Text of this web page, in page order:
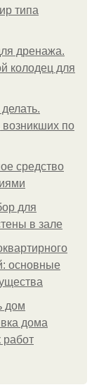
типа
дренажа.
колодец для
возникших по
средство
для
в зале
основные
дом
дома
работ